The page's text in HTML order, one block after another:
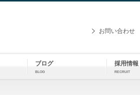
お問い合わせ
ブログ
BLOG
採用情報
RECRUIT